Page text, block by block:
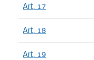
Art. 17
Art. 18
Art. 19